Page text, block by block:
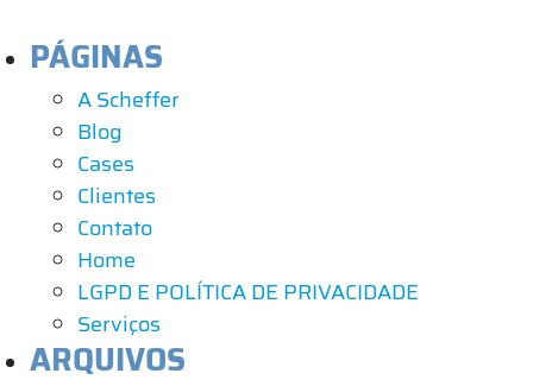
PÁGINAS
A Scheffer
Blog
Cases
Clientes
Contato
Home
LGPD E POLÍTICA DE PRIVACIDADE
Serviços
ARQUIVOS